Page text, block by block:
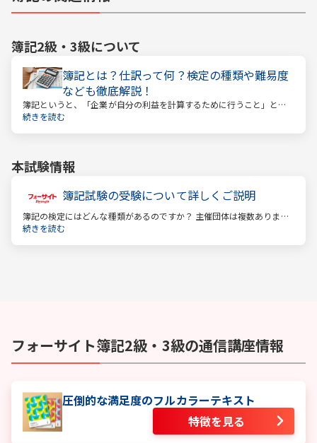
簿記2級・3級について
簿記とは？仕訳って何？検定の種類や難易度
なども徹底解説！
簿記というと、「企業が自分の利益を計算するために行うこと」とい
うイメージがあるかもしれません。しかし、それはほんの一側面に過
続きを読む
本試験情報
簿記試験の受験について詳しくご説明
簿記の検定にはどんな種類があるのですか？ 主催団体は複数ありま
す。 もっとも評価の高い「日商検定」をお薦めします。
続きを読む
フォーサイト簿記2級・3級の通信講座情報
圧倒的な満足度のフルカラーテキスト
特徴を見る